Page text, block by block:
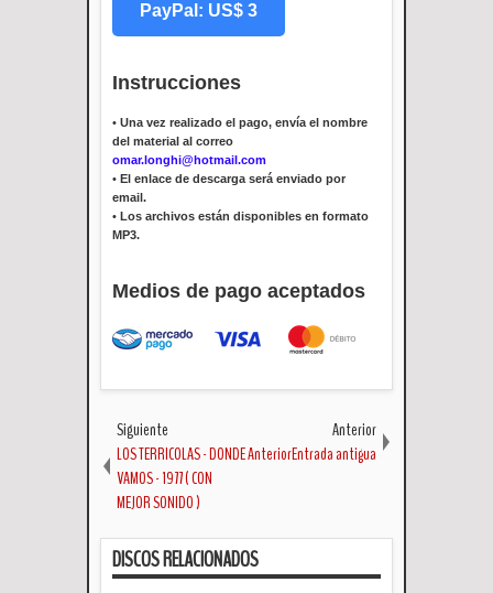
PayPal: US$ 3
Instrucciones
• Una vez realizado el pago, envía el nombre
del material al correo
omar.longhi@hotmail.com
• El enlace de descarga será enviado por
email.
• Los archivos están disponibles en formato
MP3.
Medios de pago aceptados
Siguiente
LOS TERRICOLAS - DONDE
VAMOS - 1977 ( CON
MEJOR SONIDO )
Anterior
AnteriorEntrada antigua
DISCOS RELACIONADOS